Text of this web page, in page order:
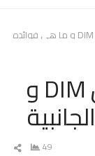
DIM : ما هو مكمل ال DIM و
49